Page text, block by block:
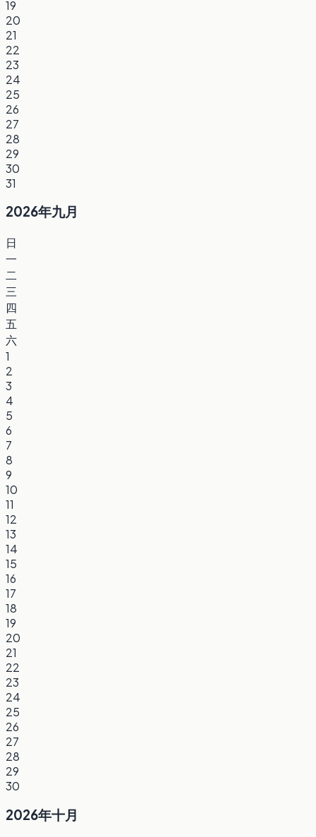
19
20
21
22
23
24
25
26
27
28
29
30
31
2026年九月
日
一
二
三
四
五
六
1
2
3
4
5
6
7
8
9
10
11
12
13
14
15
16
17
18
19
20
21
22
23
24
25
26
27
28
29
30
2026年十月